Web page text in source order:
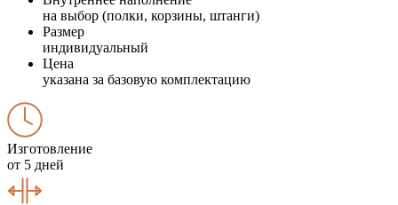
на выбор (полки, корзины, штанги)
Размер
индивидуальный
Цена
указана за базовую комплектацию
Изготовление
от 5 дней